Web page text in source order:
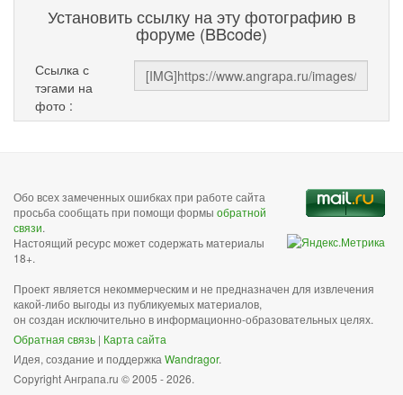
Установить ссылку на эту фотографию в
форуме (BBcode)
Ссылка с
тэгами на
фото :
Обо всех замеченных ошибках при работе сайта
просьба сообщать при помощи формы обратной
связи.
Настоящий ресурс может содержать материалы
18+.
Проект является некоммерческим и не предназначен для извлечения
какой-либо выгоды из публикуемых материалов,
он создан исключительно в информационно-образовательных целях.
Обратная связь | Карта сайта
Идея, создание и поддержка Wandragor.
Copyright Анграпа.ru © 2005 - 2026.